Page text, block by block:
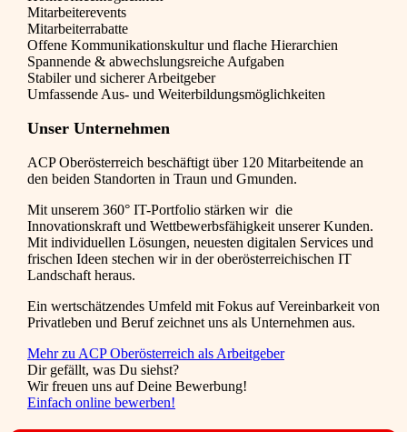
Mitarbeiterevents
Mitarbeiterrabatte
Offene Kommunikationskultur und flache Hierarchien
Spannende & abwechslungsreiche Aufgaben
Stabiler und sicherer Arbeitgeber
Umfassende Aus- und Weiterbildungsmöglichkeiten
Unser Unternehmen
ACP Oberösterreich beschäftigt über 120 Mitarbeitende an
den beiden Standorten in Traun und Gmunden.
Mit unserem 360° IT-Portfolio stärken wir die
Innovationskraft und Wettbewerbsfähigkeit unserer Kunden.
Mit individuellen Lösungen, neuesten digitalen Services und
frischen Ideen stechen wir in der oberösterreichischen IT
Landschaft heraus.
Ein wertschätzendes Umfeld mit Fokus auf Vereinbarkeit von
Privatleben und Beruf zeichnet uns als Unternehmen aus.
Mehr zu ACP Oberösterreich als Arbeitgeber
Dir gefällt, was Du siehst?
Wir freuen uns auf Deine Bewerbung!
Einfach online bewerben!